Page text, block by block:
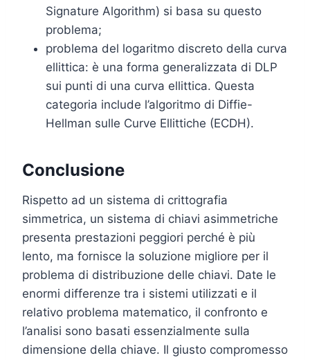
Signature Algorithm) si basa su questo
problema;
problema del logaritmo discreto della curva
ellittica: è una forma generalizzata di DLP
sui punti di una curva ellittica. Questa
categoria include l’algoritmo di Diffie-
Hellman sulle Curve Ellittiche (ECDH).
Conclusione
Rispetto ad un sistema di crittografia
simmetrica, un sistema di chiavi asimmetriche
presenta prestazioni peggiori perché è più
lento, ma fornisce la soluzione migliore per il
problema di distribuzione delle chiavi. Date le
enormi differenze tra i sistemi utilizzati e il
relativo problema matematico, il confronto e
l’analisi sono basati essenzialmente sulla
dimensione della chiave. Il giusto compromesso